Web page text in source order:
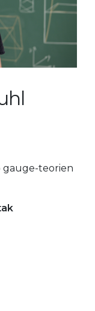
gauge-teorien